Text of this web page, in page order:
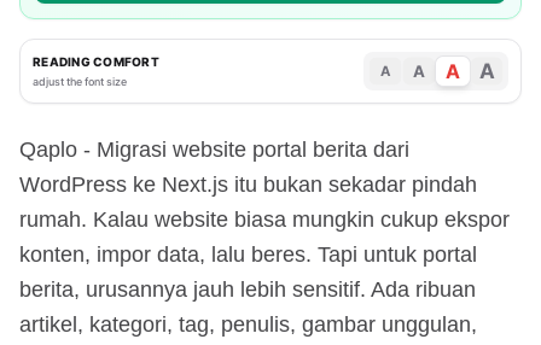
READING COMFORT
adjust the font size
A A A A
Qaplo - Migrasi website portal berita dari
WordPress ke Next.js itu bukan sekadar pindah
rumah. Kalau website biasa mungkin cukup ekspor
konten, impor data, lalu beres. Tapi untuk portal
berita, urusannya jauh lebih sensitif. Ada ribuan
artikel, kategori, tag, penulis, gambar unggulan,